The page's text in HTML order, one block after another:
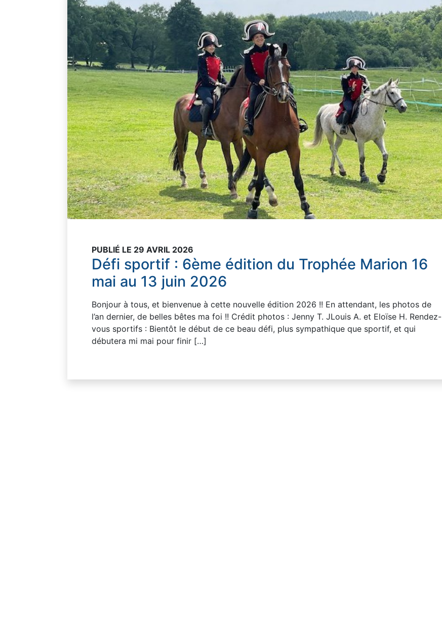
PUBLIÉ LE 29 AVRIL 2026
Défi sportif : 6ème édition du Trophée Marion 16
mai au 13 juin 2026
Bonjour à tous, et bienvenue à cette nouvelle édition 2026 !! En attendant, les photos de
l’an dernier, de belles bêtes ma foi !! Crédit photos : Jenny T. JLouis A. et Eloïse H. Rendez-
vous sportifs : Bientôt le début de ce beau défi, plus sympathique que sportif, et qui
débutera mi mai pour finir […]